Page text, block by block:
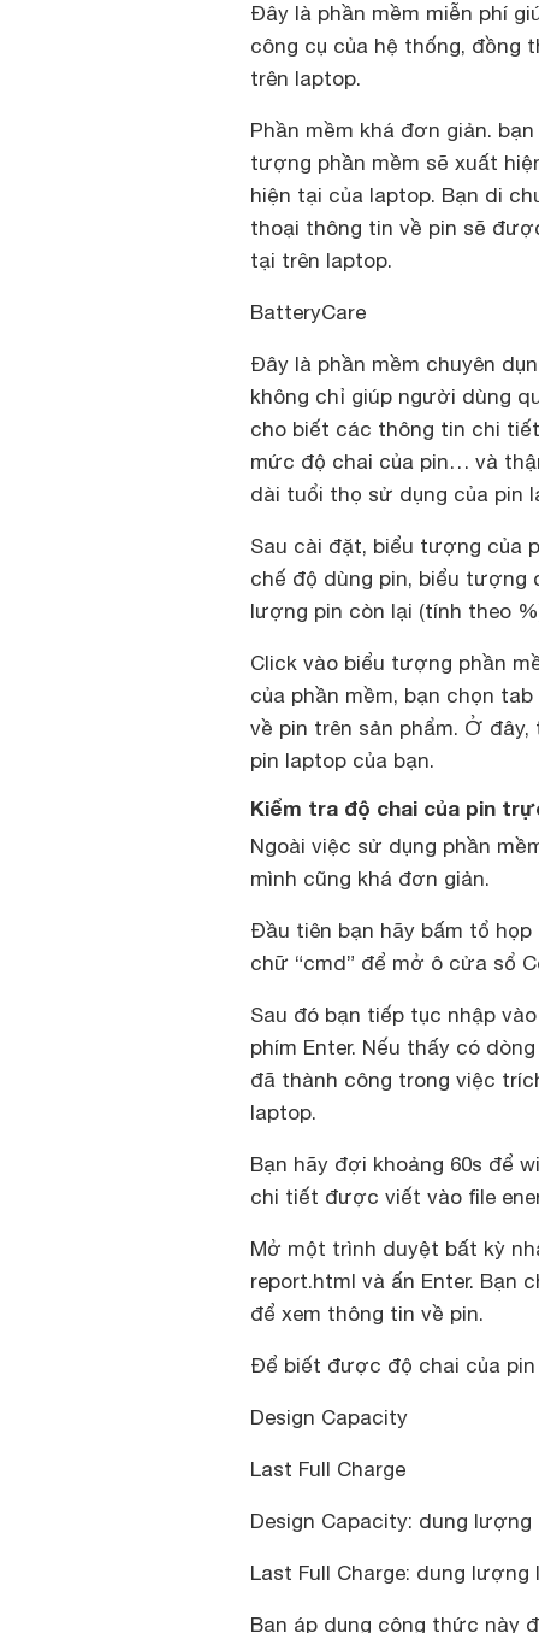
Đây là phần mềm miễn phí
công cụ của hệ thống, đồng
trên laptop.
Phần mềm khá đơn giản.
tượng phần mềm sẽ xuất
hiện tại của laptop. Bạn di
thoại thông tin về pin sẽ
tại trên laptop.
BatteryCare
Đây là phần mềm chuyên
không chỉ giúp người dùng
cho biết các thông tin chi
mức độ chai của pin… và
dài tuổi thọ sử dụng của pin
Sau cài đặt, biểu tượng của
chế độ dùng pin, biểu
lượng pin còn lại (tính theo
Click vào biểu tượng phần
của phần mềm, bạn chọn
về pin trên sản phẩm. Ở đây,
pin laptop của bạn.
Kiểm tra độ chai của pin
Ngoài việc sử dụng phần
mình cũng khá đơn giản.
Đầu tiên bạn hãy bấm tổ họp
chữ “cmd” để mở ô cửa sổ
Sau đó bạn tiếp tục nhập
phím Enter. Nếu thấy có
đã thành công trong việc
laptop.
Bạn hãy đợi khoảng 60s để
chi tiết được viết vào file
Mở một trình duyệt bất kỳ
report.html và ấn Enter. Bạn
để xem thông tin về pin.
Để biết được độ chai của
Design Capacity
Last Full Charge
Design Capacity: dung
Last Full Charge: dung
Bạn áp dụng công thức này